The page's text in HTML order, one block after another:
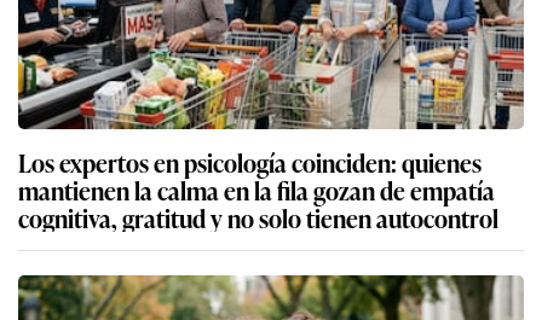
Los expertos en psicología coinciden: quienes
mantienen la calma en la fila gozan de empatía
cognitiva, gratitud y no solo tienen autocontrol